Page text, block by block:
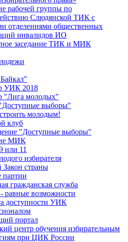
рабочей группы по
Слюдянской ТИК с
отделениями общественных
инвалидов ИО
заседание ТИК и МИК
УИК 2018
"Лига молодых"
выборы"
молодым!
клуб
"Доступные выборы"
МИК
или 11
избирателя
Закон страны
партии
гражданская служба
равные возможности
доступности УИК
портал
центр обучения избирательным
при ЦИК России